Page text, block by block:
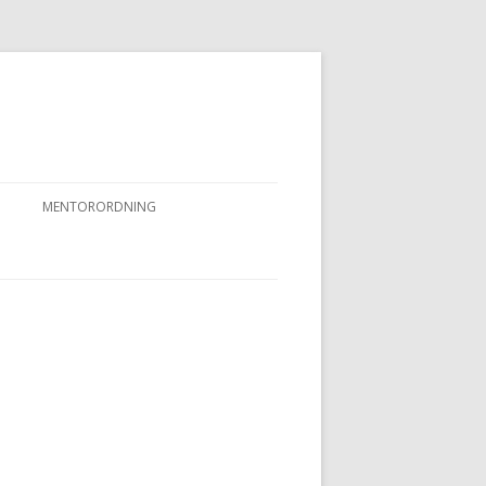
MENTORORDNING